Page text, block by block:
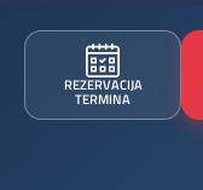
REZERVACIJA
TERMINA